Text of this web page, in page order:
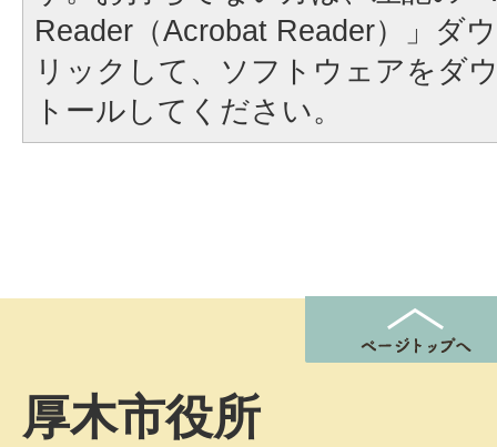
Reader（Acrobat Reader）」ダ
リックして、ソフトウェアをダ
トールしてください。
厚木市役所